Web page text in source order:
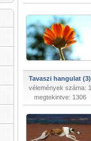
Tavaszi hangulat (3)
vélemények száma: 1
megtekintve: 1306